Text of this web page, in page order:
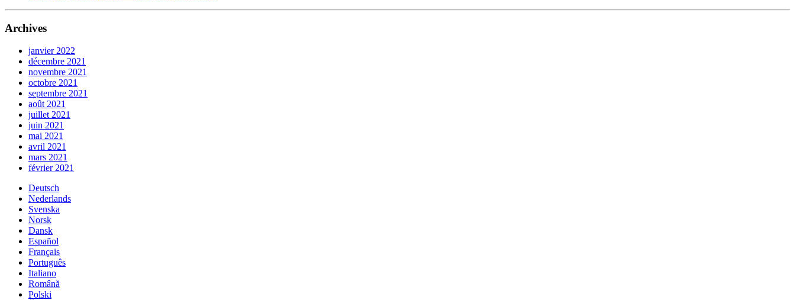
Archives
janvier 2022
décembre 2021
novembre 2021
octobre 2021
septembre 2021
août 2021
juillet 2021
juin 2021
mai 2021
avril 2021
mars 2021
février 2021
Deutsch
Nederlands
Svenska
Norsk
Dansk
Español
Français
Português
Italiano
Română
Polski